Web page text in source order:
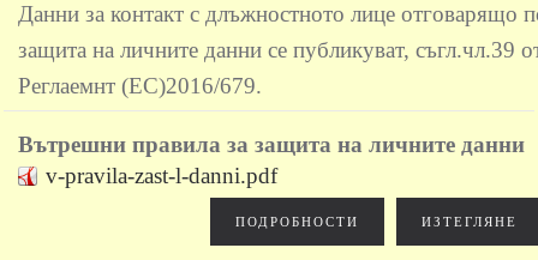
Данни за контакт с длъжностното лице отговарящо
защита на личните данни се публикуват, съгл.чл.39
Реглаемнт (ЕС)2016/679.
Вътрешни правила за защита на личните данни
v-pravila-zast-l-danni.pdf
ИЗТЕГЛЯНЕ
ПОДРОБНОСТИ